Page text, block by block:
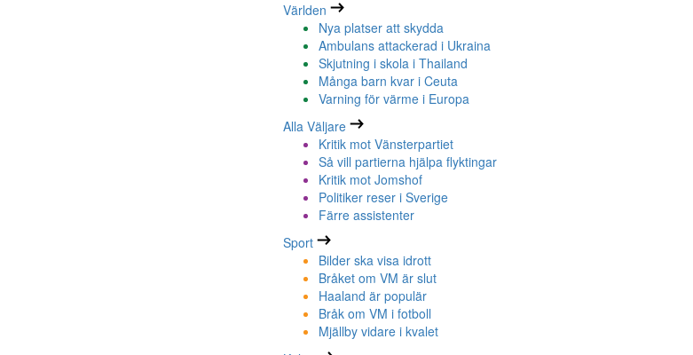
Världen
Nya platser att skydda
Ambulans attackerad i Ukraina
Skjutning i skola i Thailand
Många barn kvar i Ceuta
Varning för värme i Europa
Alla Väljare
Kritik mot Vänsterpartiet
Så vill partierna hjälpa flyktingar
Kritik mot Jomshof
Politiker reser i Sverige
Färre assistenter
Sport
Bilder ska visa idrott
Bråket om VM är slut
Haaland är populär
Bråk om VM i fotboll
Mjällby vidare i kvalet